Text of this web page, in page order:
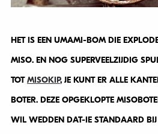
HET IS EEN UMAMI-BOM DIE
MISO. EN NOG SUPERVEELZIJDIG
TOTMISOKIP, JE KUNT ER ALLE
BOTER. DEZE OPGEKLOPTE
WIL WEDDEN DAT-IE STANDAARD